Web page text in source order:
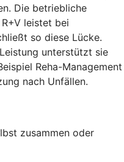
Die betriebliche
leistet bei
so diese Lücke.
unterstützt sie
Reha-Management
nach Unfällen.
zusammen oder